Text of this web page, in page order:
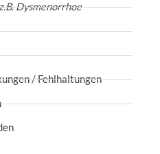
Dysmenorrhoe
/ Fehlhaltungen